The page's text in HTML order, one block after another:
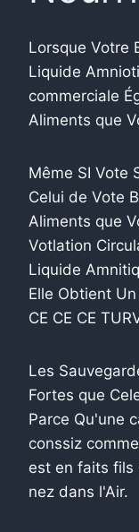
Lorsque Votre
Liquide
commerciale
Aliments que
Même SI Vote
Celui de Vote
Aliments que
Votlation
Liquide
Elle Obtient Un
CE CE CE
Les
Fortes que
Parce Qu'une
conssiz
est en faits fils
nez dans l'Air.